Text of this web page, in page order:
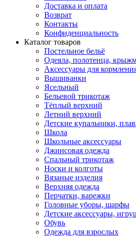
Доставка и оплата
Возврат
Контакты
Конфиденциальность
Каталог товаров
Постельное бельё
Одеяла, полотенца,
Аксессуары для
Вышиванки
Ясельный
Бельевой трикотаж
Тёплый верхний
Летний верхний
Детские купальники,
Школа
Школьные аксессуары
Джинсовая одежда
Спальный трикотаж
Носки и колготы
Вязаные изделия
Верхняя одежда
Перчатки, варежки
Головные уборы, шарфы
Детские аксессуары,
Обувь
Одежда для взрослых